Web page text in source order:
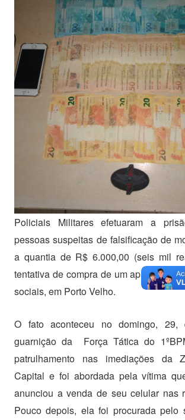
Policiais Militares efetuaram a
pessoas suspeitas de falsificação de
a quantia de R$ 6.000,00 (seis mil
tentativa de compra de um aparelho
sociais, em Porto Velho.
O fato aconteceu no domingo, 29,
guarnição da Força Tática do
patrulhamento nas imediações da
Capital e foi abordada pela vítima
anunciou a venda de seu celular nas
Pouco depois, ela foi procurada pelo